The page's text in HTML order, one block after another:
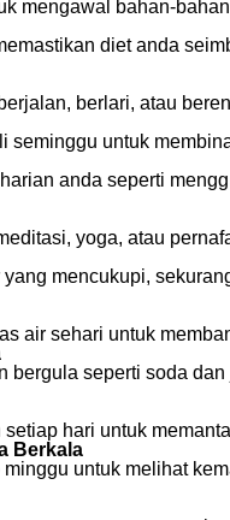
mengawal bahan-
diet anda
berlari, atau
seminggu untuk
anda seperti
yoga, atau
mencukupi,
air sehari untuk
bergula seperti soda
hari untuk
Berkala
untuk melihat